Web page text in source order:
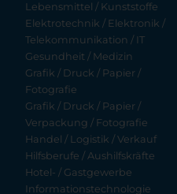
Lebensmittel / Kunststoffe
Elektrotechnik / Elektronik /
Telekommunikation / IT
Gesundheit / Medizin
Grafik / Druck / Papier /
Fotografie
Grafik / Druck / Papier /
Verpackung / Fotografie
Handel / Logistik / Verkauf
Hilfsberufe / Aushilfskräfte
Hotel- / Gastgewerbe
Informationstechnologie